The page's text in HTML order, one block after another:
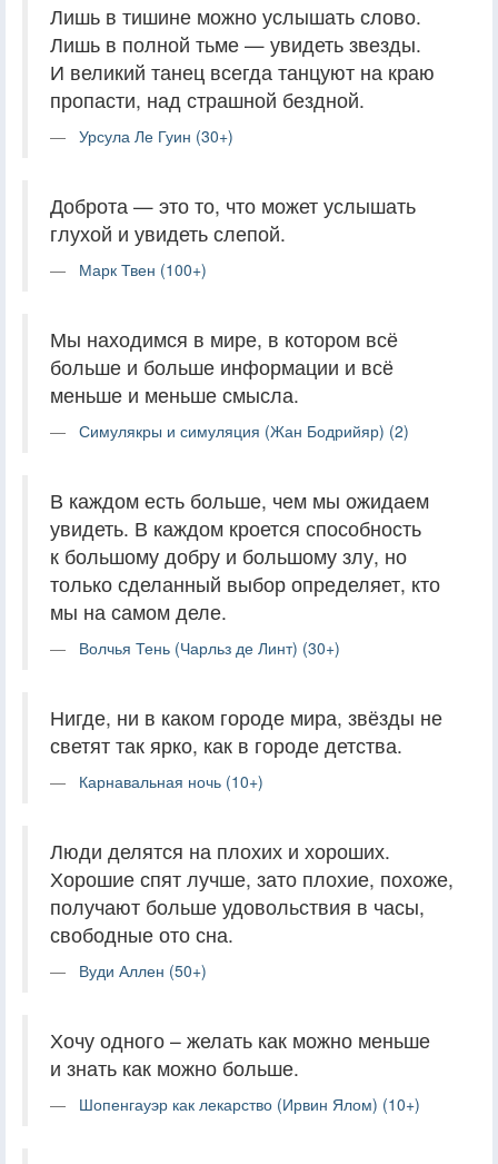
Лишь в тишине можно услышать слово.
Лишь в полной тьме — увидеть звезды.
И великий танец всегда танцуют на краю
пропасти, над страшной бездной.
Урсула Ле Гуин (30+)
Доброта — это то, что может услышать
глухой и увидеть слепой.
Марк Твен (100+)
Мы находимся в мире, в котором всё
больше и больше информации и всё
меньше и меньше смысла.
Симулякры и симуляция (Жан Бодрийяр) (2)
В каждом есть больше, чем мы ожидаем
увидеть. В каждом кроется способность
к большому добру и большому злу, но
только сделанный выбор определяет, кто
мы на самом деле.
Волчья Тень (Чарльз де Линт) (30+)
Нигде, ни в каком городе мира, звёзды не
светят так ярко, как в городе детства.
Карнавальная ночь (10+)
Люди делятся на плохих и хороших.
Хорошие спят лучше, зато плохие, похоже,
получают больше удовольствия в часы,
свободные ото сна.
Вуди Аллен (50+)
Хочу одного – желать как можно меньше
и знать как можно больше.
Шопенгауэр как лекарство (Ирвин Ялом) (10+)